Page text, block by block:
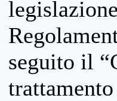
seguito il